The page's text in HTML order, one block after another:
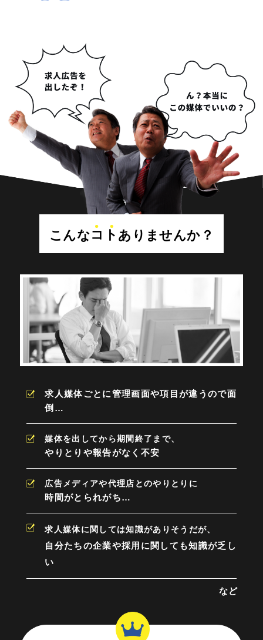
こんなコト ありませんか？
求人媒体ごとに管理画面や項目が違うので面
倒…
媒体を出してから期間終了まで、
やりとりや報告がなく不安
広告メディアや代理店とのやりとりに
時間がとられがち…
求人媒体に関しては知識がありそうだが、
自分たちの企業や採用に関しても知識が乏し
い
など